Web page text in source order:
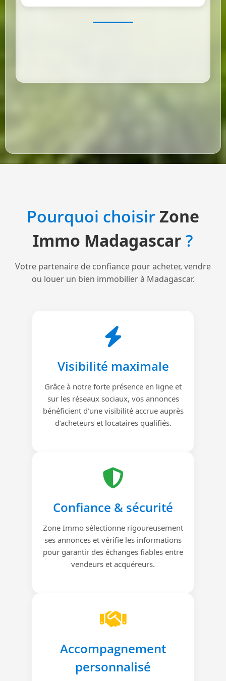
Pourquoi choisirZone
Immo Madagascar ?
Votre partenaire de confiance pour acheter, vendre
ou louer un bien immobilier à Madagascar.
Visibilité maximale
Grâce à notre forte présence en ligne et
sur les réseaux sociaux, vos annonces
bénéficient d’une visibilité accrue auprès
d’acheteurs et locataires qualifiés.
Confiance & sécurité
Zone Immo sélectionne rigoureusement
ses annonces et vérifie les informations
pour garantir des échanges fiables entre
vendeurs et acquéreurs.
Accompagnement
personnalisé